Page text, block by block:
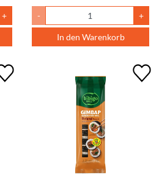
+ - +
In den Warenkorb